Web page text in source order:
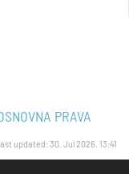
PRAVA
updated: 30. Jul 2026. 13:41